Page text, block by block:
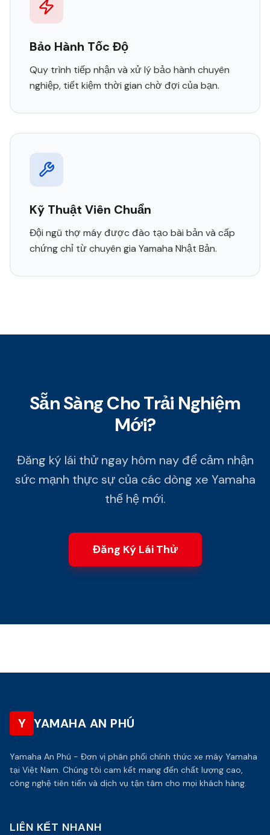
Bảo Hành Tốc Độ
Quy trình tiếp nhận và xử lý bảo hành chuyên
nghiệp, tiết kiệm thời gian chờ đợi của bạn.
Kỹ Thuật Viên Chuẩn
Đội ngũ thợ máy được đào tạo bài bản và cấp
chứng chỉ từ chuyên gia Yamaha Nhật Bản.
Sẵn Sàng Cho Trải Nghiệm
Mới?
Đăng ký lái thử ngay hôm nay để cảm nhận
sức mạnh thực sự của các dòng xe Yamaha
thế hệ mới.
Đăng Ký Lái Thử
Y YAMAHA AN PHÚ
Yamaha An Phú - Đơn vị phân phối chính thức xe máy Yamaha
tại Việt Nam. Chúng tôi cam kết mang đến chất lượng cao,
công nghệ tiên tiến và dịch vụ tận tâm cho mọi khách hàng.
LIÊN KẾT NHANH